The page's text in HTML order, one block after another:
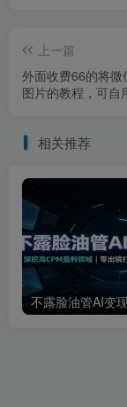
上一篇
外面收费66的将微
图片的教程，可自
相关推荐